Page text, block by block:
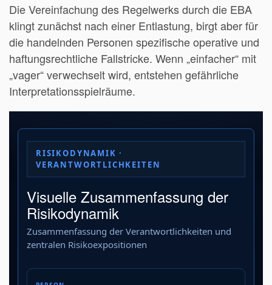
Die Vereinfachung des Regelwerks durch die EBA
klingt zunächst nach einer Entlastung, birgt aber für
die handelnden Personen spezifische operative und
haftungsrechtliche Fallstricke. Wenn „einfacher“ mit
„vager“ verwechselt wird, entstehen gefährliche
Interpretationsspielräume.
RISIKODYNAMIK ·
VERANTWORTLICHKEITEN
Visuelle Zusammenfassung der
Risikodynamik
Zusammenfassung der Verantwortlichkeiten und
zentralen Risikoexpositionen